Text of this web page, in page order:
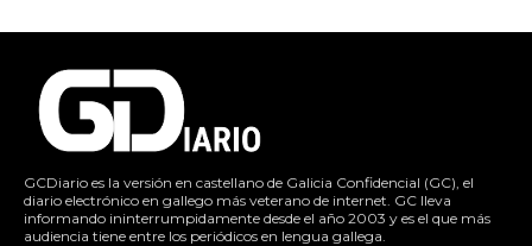
GCDiario es la versión en castellano de Galicia Confidencial (GC), el
diario electrónico en gallego más veterano de internet. GC lleva
informando ininterrumpidamente desde el año 2003 y es el que más
audiencia tiene entre los periódicos en lengua gallega.